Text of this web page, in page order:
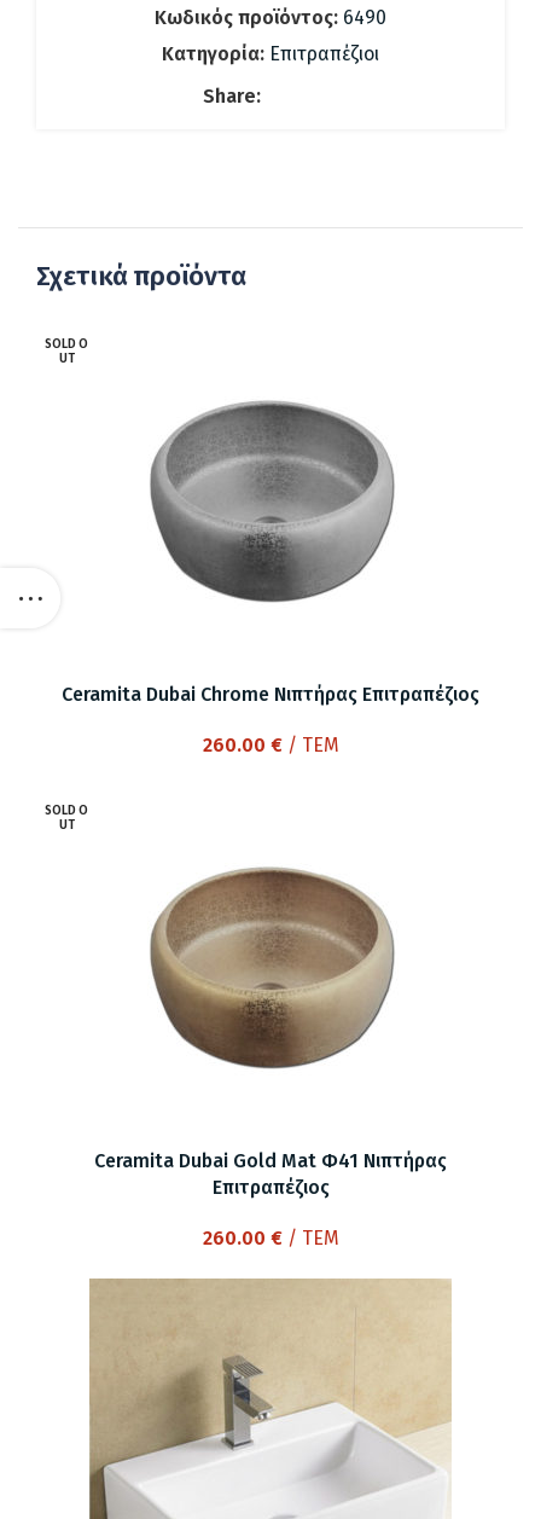
Κωδικός προϊόντος: 6490
Κατηγορία: Επιτραπέζιοι
Share:
Σχετικά προϊόντα
SOLD O
UT
Ceramita Dubai Chrome Νιπτήρας Επιτραπέζιος
260.00 €/ ΤΕΜ
SOLD O
UT
Ceramita Dubai Gold Mat Φ41 Νιπτήρας
Επιτραπέζιος
260.00 €/ ΤΕΜ